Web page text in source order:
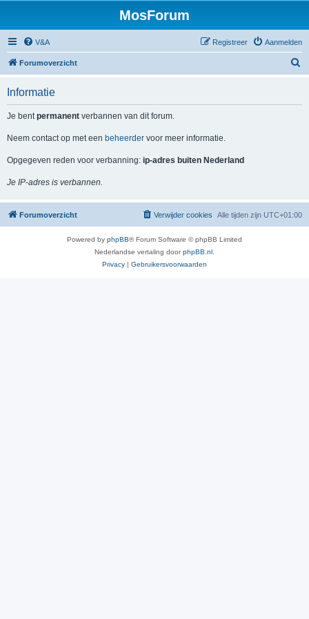
MosForum
V&A Aanmelden
Registreer
Forumoverzicht
Informatie
Je bentpermanent verbannen van dit forum.
Neem contact op met een beheerder voor meer informatie.
Opgegeven reden voor verbanning: ip-adres buiten Nederland
Je IP-adres is verbannen.
Forumoverzicht Alle tijden zijn UTC+01:00
Verwijder cookies
Powered by phpBB® Forum Software © phpBB Limited
Nederlandse vertaling doorphpBB.nl
Privacy | Gebruikersvoorwaarden